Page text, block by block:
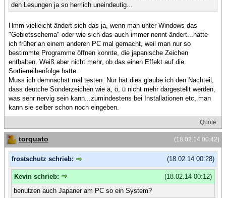
den Lesungen ja so herrlich uneindeutig...
Hmm vielleicht ändert sich das ja, wenn man unter Windows das
"Gebietsschema" oder wie sich das auch immer nennt ändert...hatte
ich früher an einem anderen PC mal gemacht, weil man nur so
bestimmte Programme öffnen konnte, die japanische Zeichen
enthalten. Weiß aber nicht mehr, ob das einen Effekt auf die
Sortierreihenfolge hatte.
Muss ich demnächst mal testen. Nur hat dies glaube ich den Nachteil,
dass deutche Sonderzeichen wie ä, ö, ü nicht mehr dargestellt werden,
was sehr nervig sein kann...zumindestens bei Installationen etc, man
kann sie selber schon noch eingeben.
Quote
(18.02.14 00:42)
torquato
(18.02.14 00:28)
frostschutz schrieb:
(18.02.14 00:12)
Kevin schrieb:
benutzen auch Japaner am PC so ein System?